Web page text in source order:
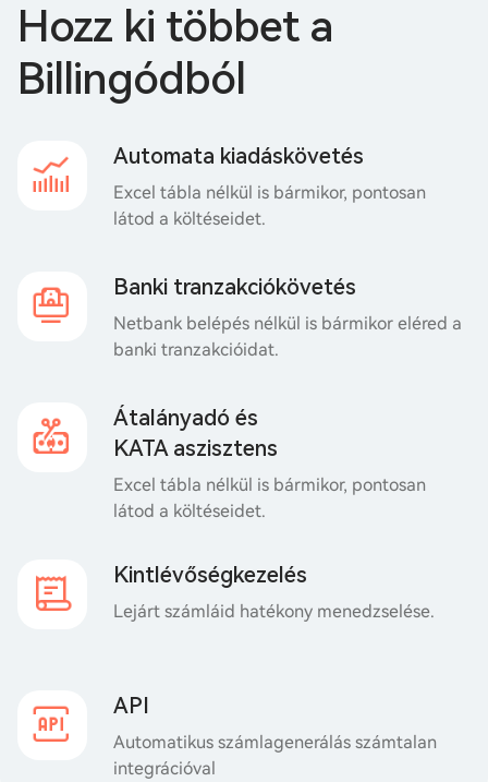
Hozz ki többet a
Billingódból
Automata kiadáskövetés
Excel tábla nélkül is bármikor, pontosan
látod a költéseidet.
Banki tranzakciókövetés
Netbank belépés nélkül is bármikor eléred a
banki tranzakcióidat.
Átalányadó és
KATA aszisztens
Excel tábla nélkül is bármikor, pontosan
látod a költéseidet.
Kintlévőségkezelés
Lejárt számláid hatékony menedzselése.
API
Automatikus számlagenerálás számtalan
integrációval